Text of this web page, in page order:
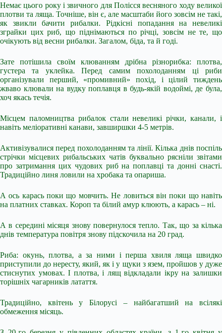
Немає цього року і звичного для Полісся весняного ходу великої
плотви та ляща. Точніше, він є, але масштаби його зовсім не такі,
як звикли бачити рибалки. Рідкісні попадання на невеликі
зграйки цих риб, що піднімаються по річці, зовсім не те, що
очікують від весни рибалки. Загалом, біда, та й годі.
Зате потішила своїм клюванням дрібна різнорибка: плотва,
густера та уклейка. Перед самим похолоданням ці риби
організували перший, «промивний» похід, і цілий тиждень
жваво клювали на вудку поплавця в будь-якій водоймі, де була,
хоч якась течія.
Місцем паломництва рибалок стали невеликі річки, канали, і
навіть меліоративні канави, завширшки 4-5 метрів.
Активізувалися перед похолоданням та лінії. Кілька днів поспіль
стрічки місцевих рибальських чатів буквально рясніли звітами
про затримання цих чудових риб на поплавці та донні снасті.
Традиційно линя ловили на хробака та опариша.
А ось карась поки що мовчить. Не ловиться він поки що навіть
на платних ставках. Короп та білий амур клюють, а карась – ні.
А в середині місяця знову повернулося тепло. Так, що за кілька
днів температура повітря знову підскочила на 20 град.
Риба: окунь, плотва, а за ними і перша хвиля ляща швидко
приступили до нересту, який, як і у щуки з язем, пройшов у дуже
стиснутих умовах. І плотва, і лящ відкладали ікру на залишки
торішніх чагарників латаття.
Традиційно, квітень у Білорусі – найбагатший на всілякі
обмеження місяць.